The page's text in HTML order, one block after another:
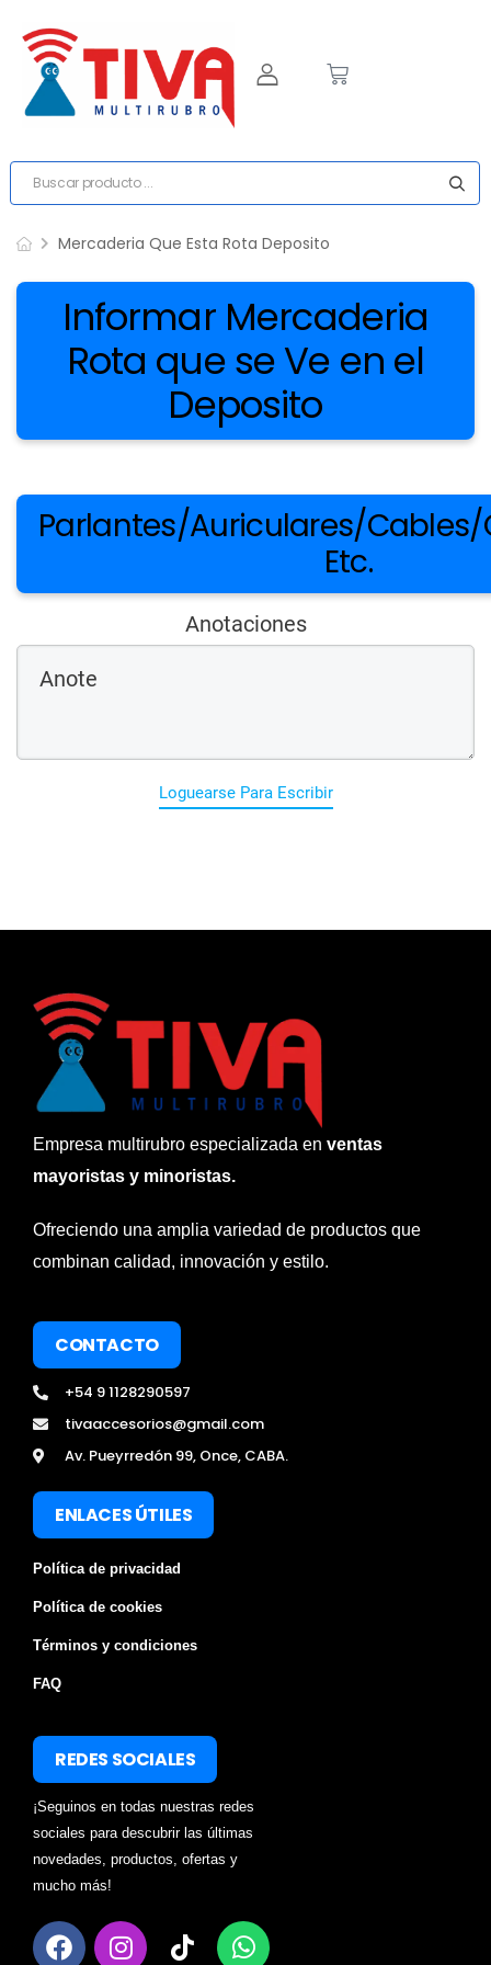
Mercaderia Que Esta Rota Deposito
Informar Mercaderia
Rota que se Ve en el
Deposito
Parlantes/Auriculares/
Etc.
Anotaciones
Loguearse Para Escribir
Empresa multirubro especializada en ventas
mayoristas y minoristas.
Ofreciendo una amplia variedad de productos que
combinan calidad, innovación y estilo.
CONTACTO
+54 9 1128290597
tivaaccesorios@gmail.com
Av. Pueyrredón 99, Once, CABA.
ENLACES ÚTILES
Política de privacidad
Política de cookies
Términos y condiciones
FAQ
REDES SOCIALES
¡Seguinos en todas nuestras redes
sociales para descubrir las últimas
novedades, productos, ofertas y
mucho más!